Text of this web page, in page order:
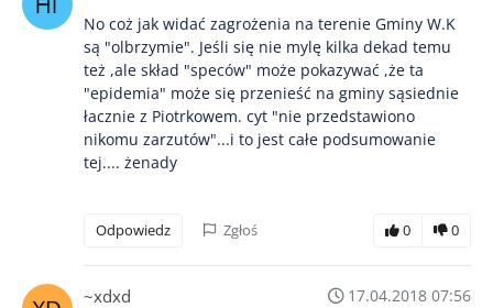
No coż jak widać zagrożenia na terenie Gminy W.K
są "olbrzymie". Jeśli się nie mylę kilka dekad temu
też ,ale skład "speców" może pokazywać ,że ta
"epidemia" może się przenieść na gminy sąsiednie
łacznie z Piotrkowem. cyt "nie przedstawiono
nikomu zarzutów"...i to jest całe podsumowanie
tej.... żenady
Odpowiedz Zgłoś 0 0
~xdxd
17.04.2018 07:56